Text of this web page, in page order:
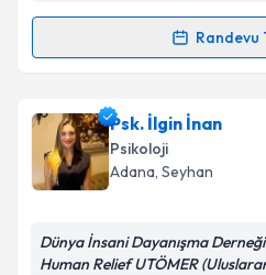
Randevu
Randevu Takvimi
Psk. Ecem Şahiniçin
oluşturun. Size bu
takvim hazırlandığında e-
Psk. İlgin İnan
Psikoloji
Adana, Seyhan
Dünya İnsani Dayanışma
Human Relief UTÖMER